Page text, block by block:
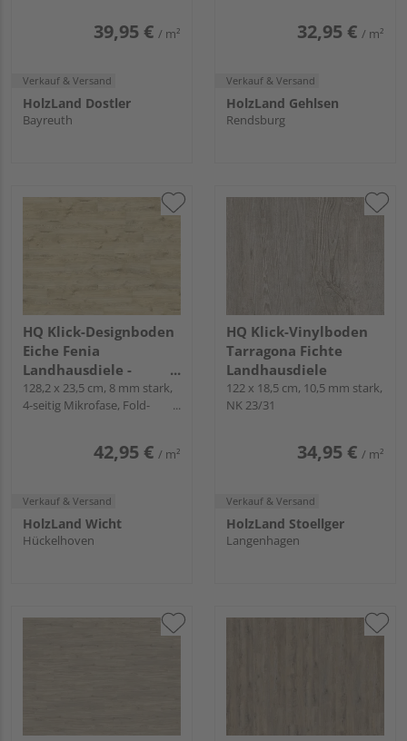
39,95 € / m²
Verkauf & Versand
HolzLand Dostler
Bayreuth
32,95 € / m²
Verkauf & Versand
HolzLand Gehlsen
Rendsburg
HQ Klick-Designboden
Eiche Fenia
Landhausdiele -
Piadesa CLEVER PLUS
128,2 x 23,5 cm, 8 mm stark,
4-seitig Mikrofase, Fold-
42,95 € / m²
Verkauf & Versand
HolzLand Wicht
Hückelhoven
HQ Klick-Vinylboden
Tarragona Fichte
Landhausdiele
122 x 18,5 cm, 10,5 mm stark,
NK 23/31
34,95 € / m²
Verkauf & Versand
HolzLand Stoellger
Langenhagen